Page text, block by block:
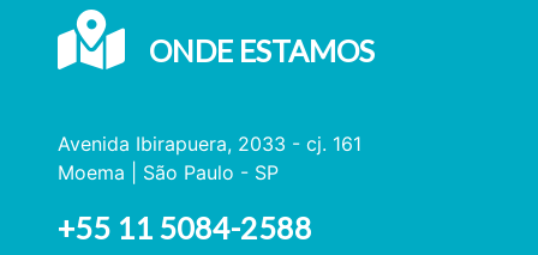
ONDE ESTAMOS
Avenida Ibirapuera, 2033 - cj. 161
Moema | São Paulo - SP
+55 11 5084-2588